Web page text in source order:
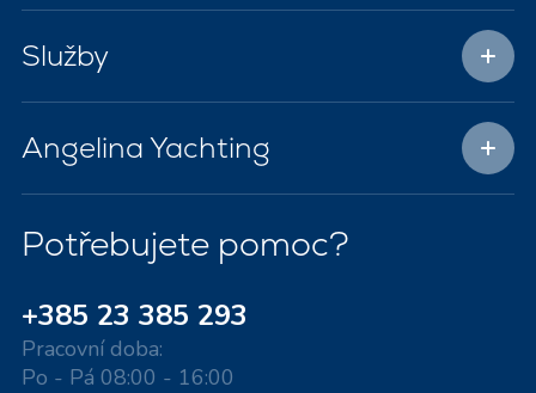
Služby
Angelina Yachting
Potřebujete pomoc?
+385 23 385 293
Pracovní doba:
Po - Pá 08:00 - 16:00